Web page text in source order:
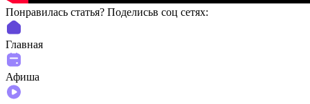
Понравилась статья? Поделиcьв соц сетях:
Главная
Афиша